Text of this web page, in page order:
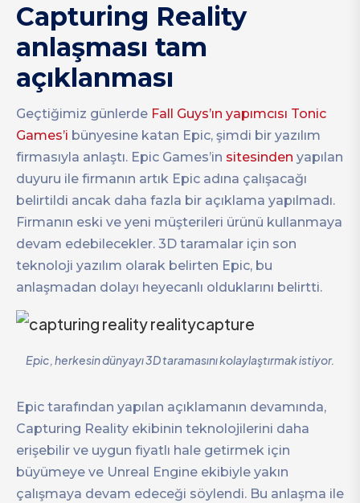
Capturing Reality
anlaşması tam
açıklanması
Geçtiğimiz günlerde Fall Guys’ın yapımcısı Tonic
Games’i bünyesine katan Epic, şimdi bir yazılım
firmasıyla anlaştı. Epic Games’in sitesinden yapılan
duyuru ile firmanın artık Epic adına çalışacağı
belirtildi ancak daha fazla bir açıklama yapılmadı.
Firmanın eski ve yeni müşterileri ürünü kullanmaya
devam edebilecekler. 3D taramalar için son
teknoloji yazılım olarak belirten Epic, bu
anlaşmadan dolayı heyecanlı olduklarını belirtti.
Epic, herkesin dünyayı 3D taramasını kolaylaştırmak istiyor.
Epic tarafından yapılan açıklamanın devamında,
Capturing Reality ekibinin teknolojilerini daha
erişebilir ve uygun fiyatlı hale getirmek için
büyümeye ve Unreal Engine ekibiyle yakın
çalışmaya devam edeceği söylendi. Bu anlaşma ile